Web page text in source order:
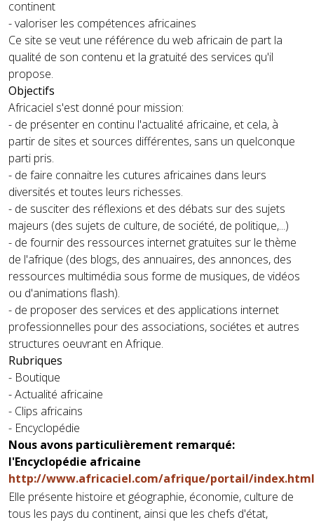
continent
- valoriser les compétences africaines
Ce site se veut une référence du web africain de part la
qualité de son contenu et la gratuité des services qu'il
propose.
Objectifs
Africaciel s'est donné pour mission:
- de présenter en continu l'actualité africaine, et cela, à
partir de sites et sources différentes, sans un quelconque
parti pris.
- de faire connaitre les cutures africaines dans leurs
diversités et toutes leurs richesses.
- de susciter des réflexions et des débats sur des sujets
majeurs (des sujets de culture, de société, de politique,...)
- de fournir des ressources internet gratuites sur le thème
de l'afrique (des blogs, des annuaires, des annonces, des
ressources multimédia sous forme de musiques, de vidéos
ou d'animations flash).
- de proposer des services et des applications internet
professionnelles pour des associations, sociétes et autres
structures oeuvrant en Afrique.
Rubriques
- Boutique
- Actualité africaine
- Clips africains
- Encyclopédie
Nous avons particulièrement remarqué:
l'Encyclopédie africaine
http://www.africaciel.com/afrique/portail/index.html
Elle présente histoire et géographie, économie, culture de
tous les pays du continent, ainsi que les chefs d'état,